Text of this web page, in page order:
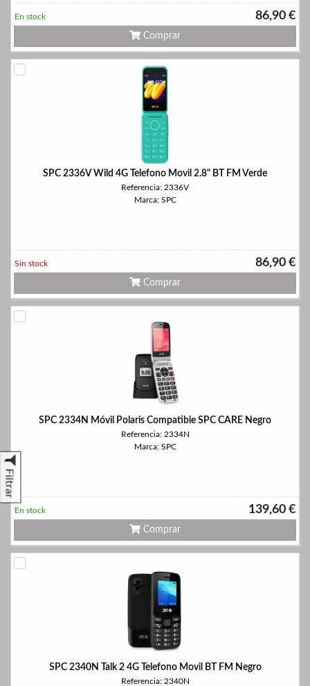
Filtrar
86,90 €
En stock
Comprar
SPC 2336V Wild 4G Telefono Movil 2.8" BT FM Verde
Referencia: 2336V
Marca: SPC
86,90 €
Sin stock
Comprar
SPC 2334N Móvil Polaris Compatible SPC CARE Negro
Referencia: 2334N
Marca: SPC
139,60 €
En stock
Comprar
SPC 2340N Talk 2 4G Telefono Movil BT FM Negro
Referencia: 2340N